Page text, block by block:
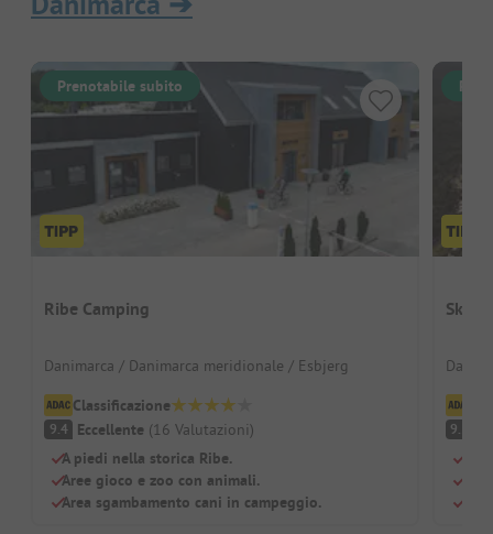
Prenotabile subito
Ribe Camping
Danimarca / Danimarca meridionale / Esbjerg
Classificazione
9.4 Eccellente (16 Valutazioni)
A piedi nella storica Ribe.
Aree gioco e zoo con animali.
Area sgambamento cani in campeggio.
9.5